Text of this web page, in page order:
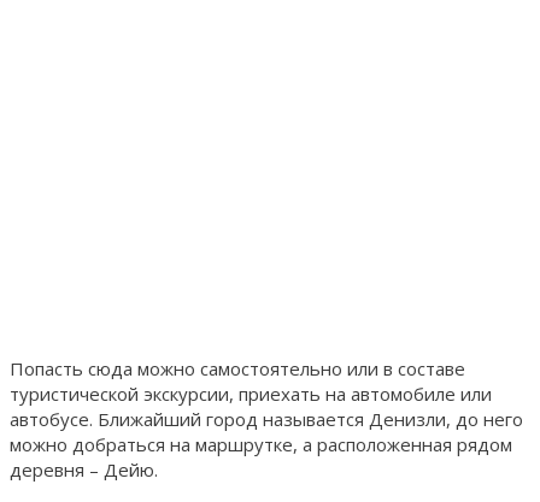
Попасть сюда можно самостоятельно или в составе
туристической экскурсии, приехать на автомобиле или
автобусе. Ближайший город называется Денизли, до него
можно добраться на маршрутке, а расположенная рядом
деревня – Дейю.